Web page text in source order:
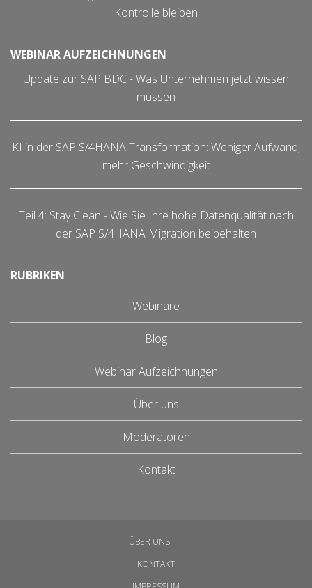
Kontrolle bleiben
WEBINAR AUFZEICHNUNGEN
Update zur SAP BDC - Was Unternehmen jetzt wissen
müssen
KI in der SAP S/4HANA Transformation: Weniger Aufwand,
mehr Geschwindigkeit
Teil 4: Stay Clean - Wie Sie Ihre hohe Datenqualität nach
der SAP S/4HANA Migration beibehalten
RUBRIKEN
Webinare
Blog
Webinar Aufzeichnungen
Über uns
Moderatoren
Kontakt
ÜBER UNS
KONTAKT